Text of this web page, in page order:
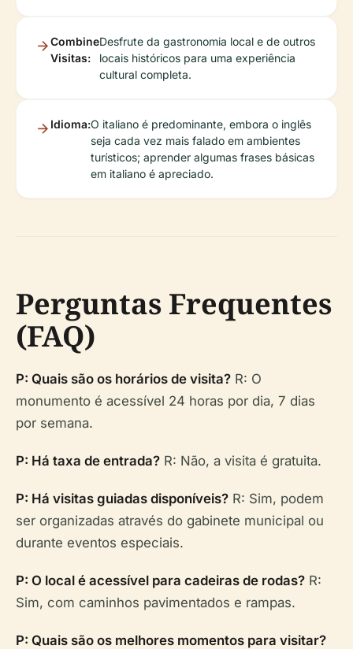
Combine
Visitas:
Desfrute da gastronomia local e de outros
locais históricos para uma experiência
cultural completa.
Idioma:O italiano é predominante, embora o inglês
seja cada vez mais falado em ambientes
turísticos; aprender algumas frases básicas
em italiano é apreciado.
Perguntas Frequentes
(FAQ)
P: Quais são os horários de visita? R: O
monumento é acessível 24 horas por dia, 7 dias
por semana.
P: Há taxa de entrada? R: Não, a visita é gratuita.
P: Há visitas guiadas disponíveis? R: Sim, podem
ser organizadas através do gabinete municipal ou
durante eventos especiais.
P: O local é acessível para cadeiras de rodas? R:
Sim, com caminhos pavimentados e rampas.
P: Quais são os melhores momentos para visitar?